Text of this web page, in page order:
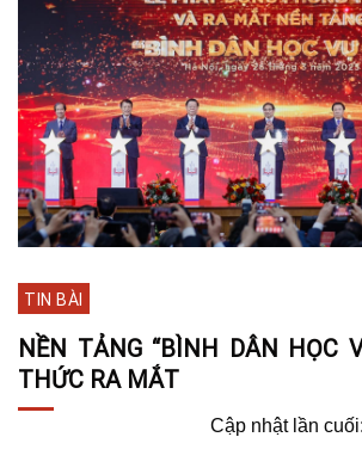
TIN BÀI
NỀN TẢNG “BÌNH DÂN HỌC
THỨC RA MẮT
Cập nhật lần